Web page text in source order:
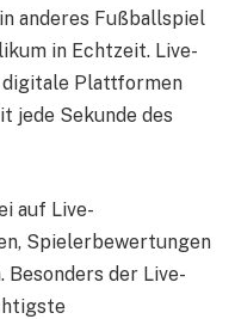
anderes Fußballspiel
in Echtzeit. Live-
Plattformen
jede Sekunde des
auf Live-
Spielerbewertungen
der Live-